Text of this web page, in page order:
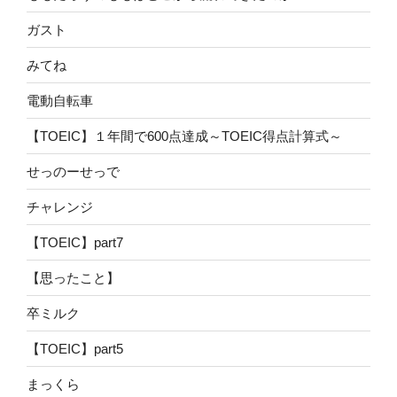
ガスト
みてね
電動自転車
【TOEIC】１年間で600点達成～TOEIC得点計算式～
せっのーせっで
チャレンジ
【TOEIC】part7
【思ったこと】
卒ミルク
【TOEIC】part5
まっくら